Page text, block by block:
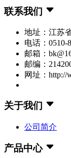
联系我们
地址：江苏
电话：0510-
邮箱：
邮编：
网址：http://
关于我们
公司简介
产品中心